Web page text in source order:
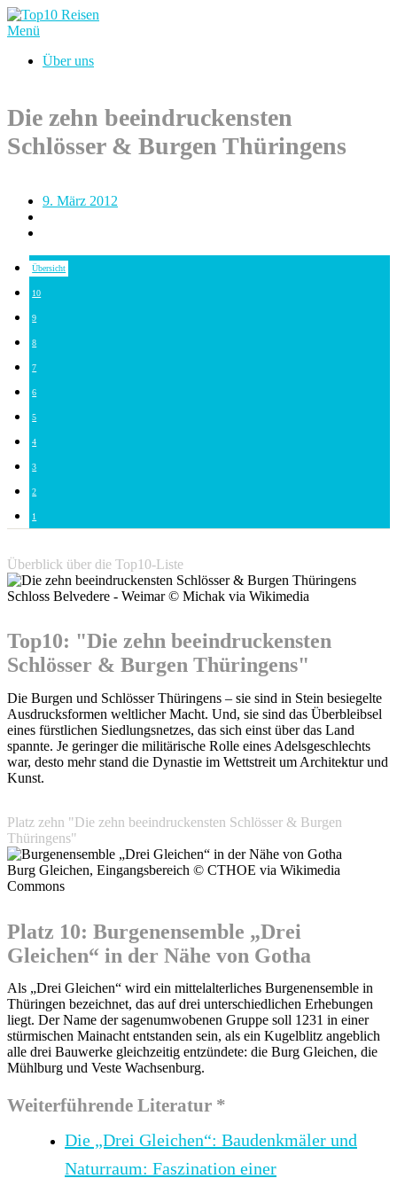
Menü
Über uns
Die zehn beeindruckensten
Schlösser & Burgen Thüringens
9. März 2012
Übersicht
10
9
8
7
6
5
4
3
2
1
Überblick über die Top10-Liste
Schloss Belvedere - Weimar © Michak via Wikimedia
Top10: "Die zehn beeindruckensten
Schlösser & Burgen Thüringens"
Die Burgen und Schlösser Thüringens – sie sind in Stein besiegelte
Ausdrucksformen weltlicher Macht. Und, sie sind das Überbleibsel
eines fürstlichen Siedlungsnetzes, das sich einst über das Land
spannte. Je geringer die militärische Rolle eines Adelsgeschlechts
war, desto mehr stand die Dynastie im Wettstreit um Architektur und
Kunst.
Platz zehn "Die zehn beeindruckensten Schlösser & Burgen
Thüringens"
Burg Gleichen, Eingangsbereich © CTHOE via Wikimedia
Commons
Platz 10: Burgenensemble „Drei
Gleichen“ in der Nähe von Gotha
Als „Drei Gleichen“ wird ein mittelalterliches Burgenensemble in
Thüringen bezeichnet, das auf drei unterschiedlichen Erhebungen
liegt. Der Name der sagenumwobenen Gruppe soll 1231 in einer
stürmischen Mainacht entstanden sein, als ein Kugelblitz angeblich
alle drei Bauwerke gleichzeitig entzündete: die Burg Gleichen, die
Mühlburg und Veste Wachsenburg.
Weiterführende Literatur *
Die „Drei Gleichen“: Baudenkmäler und
Naturraum: Faszination einer